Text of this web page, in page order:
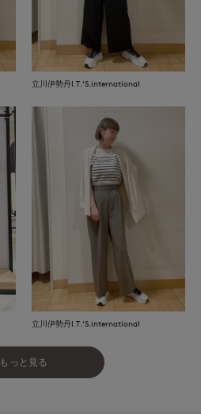
立川伊勢丹I.T.'S.international
立川伊勢丹I.T.'S.international
もっと見る